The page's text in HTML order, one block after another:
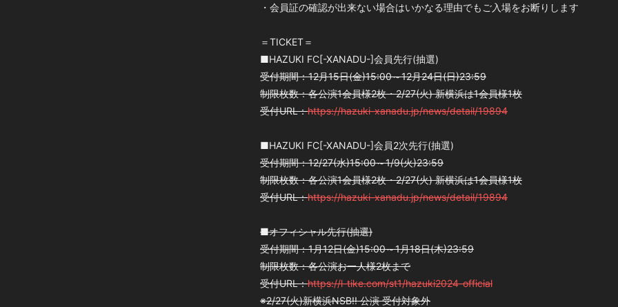
・会員証の確認が出来ない場合はいかなる理由でもご入場をお断りします
＝TICKET＝
■HAZUKI FC[-XANADU-]会員先行(抽選)
受付期間：12月15日(金)15:00～12月24日(日)23:59
制限枚数：各公演1会員様2枚・2/27(火) 新横浜は1会員様1枚
受付URL：https://hazuki-xanadu.jp/news/detail/19894
■HAZUKI FC[-XANADU-]会員2次先行(抽選)
受付期間：12/27(水)15:00～1/9(火)23:59
制限枚数：各公演1会員様2枚・2/27(火) 新横浜は1会員様1枚
受付URL：https://hazuki-xanadu.jp/news/detail/19894
■オフィシャル先行(抽選)
受付期間：1月12日(金)15:00～1月18日(木)23:59
制限枚数：各公演お一人様2枚まで
受付URL：https://l-tike.com/st1/hazuki2024-official
※2/27(火)新横浜NSB!! 公演 受付対象外